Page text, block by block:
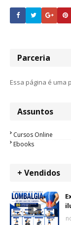
Parceria
Essa página é uma
Assuntos
Cursos Online
Ebooks
+ Vendidos